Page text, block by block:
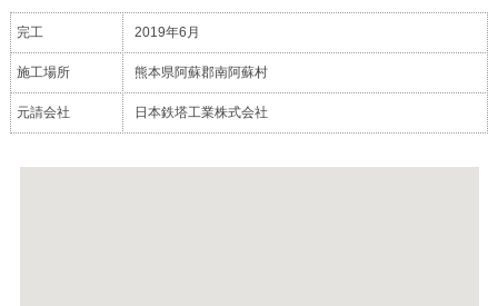
完工 2019年6月
施工場所 熊本県阿蘇郡南阿蘇村
元請会社 日本鉄塔工業株式会社